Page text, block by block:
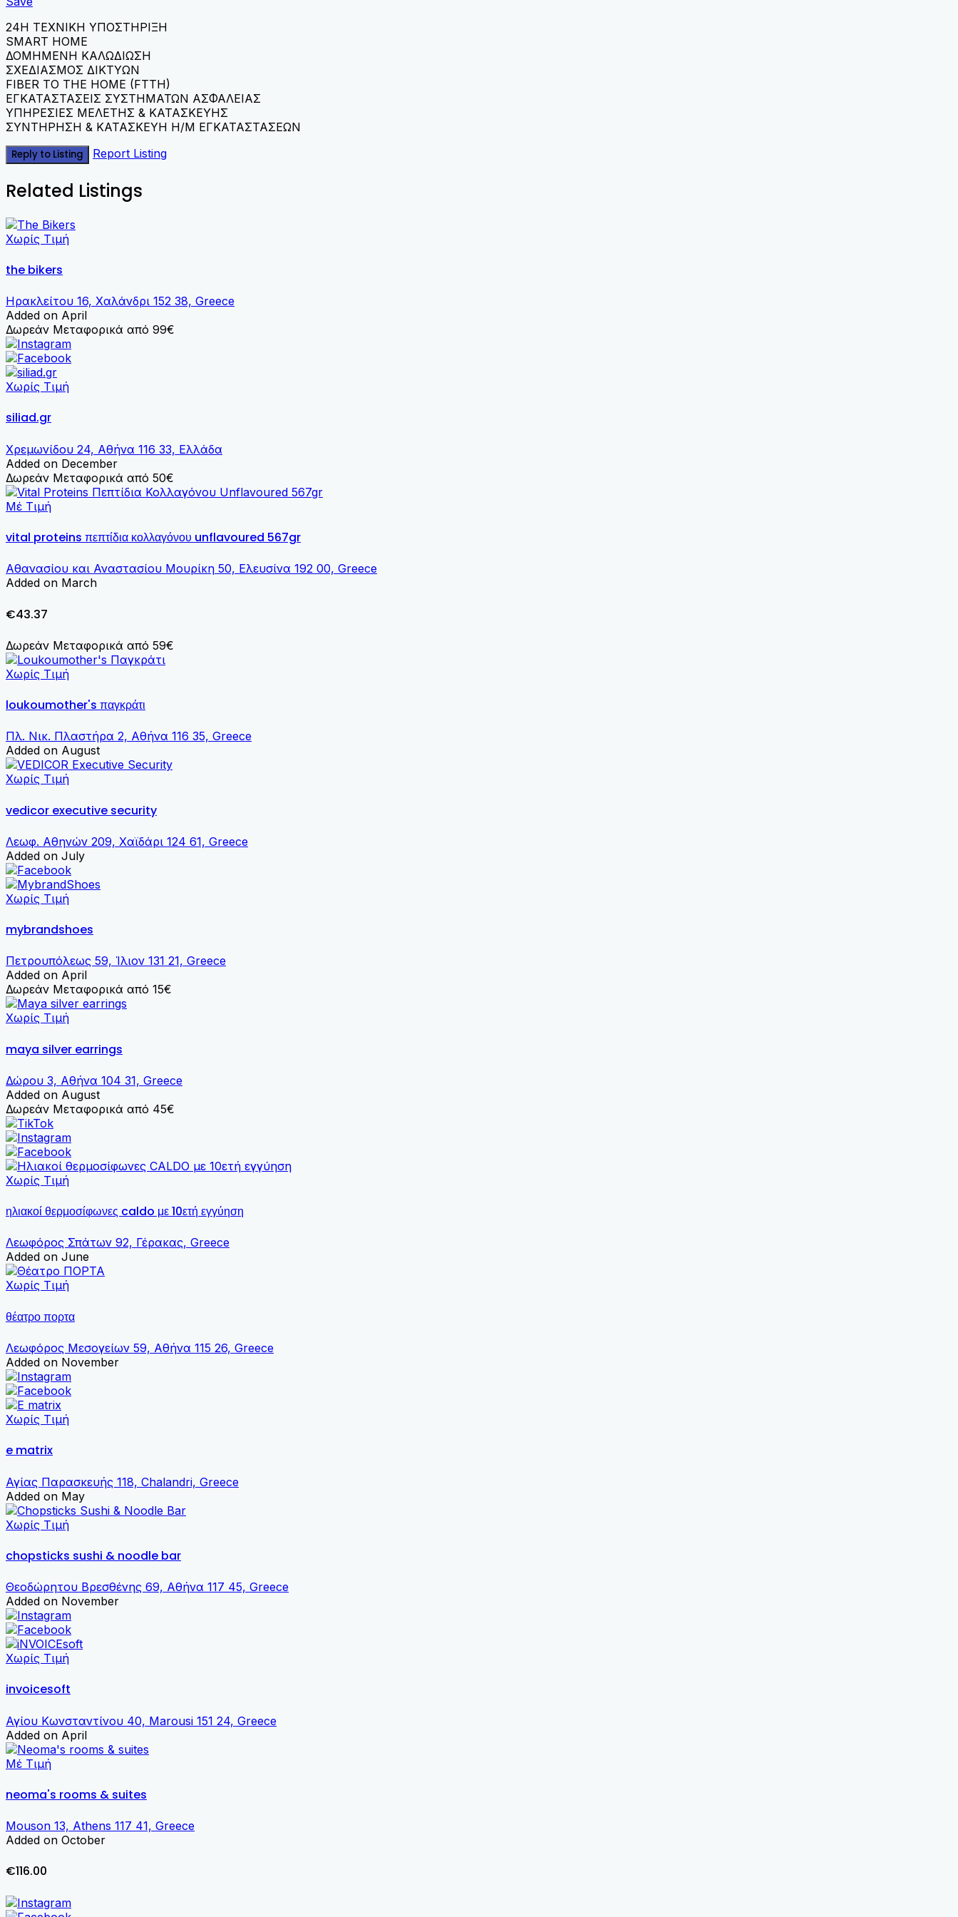
24Η ΤΕΧΝΙΚΗ ΥΠΟΣΤΗΡΙΞΗ
SMART HOME
ΔΟΜΗΜΕΝΗ ΚΑΛΩΔΙΩΣΗ
ΣΧΕΔΙΑΣΜΟΣ ΔΙΚΤΥΩΝ
FIBER TO THE HOME (FTTH)
ΕΓΚΑΤΑΣΤΑΣΕΙΣ ΣΥΣΤΗΜΑΤΩΝ ΑΣΦΑΛΕΙΑΣ
ΥΠΗΡΕΣΙΕΣ ΜΕΛΕΤΗΣ & ΚΑΤΑΣΚΕΥΗΣ
ΣΥΝΤΗΡΗΣΗ & ΚΑΤΑΣΚΕΥΗ Η/Μ ΕΓΚΑΤΑΣΤΑΣΕΩΝ
Reply to Listing Report Listing
Related Listings
Χωρίς Τιμή
the bikers
Ηρακλείτου 16, Χαλάνδρι 152 38, Greece
Added on April
Δωρεάν Μεταφορικά από 99€
Χωρίς Τιμή
siliad.gr
Χρεμωνίδου 24, Αθήνα 116 33, Ελλάδα
Added on December
Δωρεάν Μεταφορικά από 50€
Μέ Τιμή
vital proteins πεπτίδια κολλαγόνου unflavoured 567gr
Αθανασίου και Αναστασίου Μουρίκη 50, Ελευσίνα 192 00, Greece
Added on March
€43.37
Δωρεάν Μεταφορικά από 59€
Χωρίς Τιμή
loukoumother's παγκράτι
Πλ. Νικ. Πλαστήρα 2, Αθήνα 116 35, Greece
Added on August
Χωρίς Τιμή
vedicor executive security
Λεωφ. Αθηνών 209, Χαϊδάρι 124 61, Greece
Added on July
Χωρίς Τιμή
mybrandshoes
Πετρουπόλεως 59, Ίλιον 131 21, Greece
Added on April
Δωρεάν Μεταφορικά από 15€
Χωρίς Τιμή
maya silver earrings
Δώρου 3, Αθήνα 104 31, Greece
Added on August
Δωρεάν Μεταφορικά από 45€
Χωρίς Τιμή
ηλιακοί θερμοσίφωνες caldo με 10ετή εγγύηση
Λεωφόρος Σπάτων 92, Γέρακας, Greece
Added on June
Χωρίς Τιμή
θέατρο πορτα
Λεωφόρος Μεσογείων 59, Αθήνα 115 26, Greece
Added on November
Χωρίς Τιμή
e matrix
Αγίας Παρασκευής 118, Chalandri, Greece
Added on May
Χωρίς Τιμή
chopsticks sushi & noodle bar
Θεοδώρητου Βρεσθένης 69, Αθήνα 117 45, Greece
Added on November
Χωρίς Τιμή
invoicesoft
Αγίου Κωνσταντίνου 40, Marousi 151 24, Greece
Added on April
Μέ Τιμή
neoma's rooms & suites
Mouson 13, Athens 117 41, Greece
Added on October
€116.00